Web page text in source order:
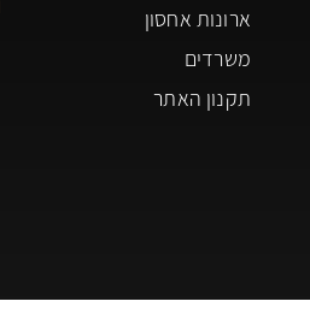
ארונות אחסון
משרדים
תקנון האתר